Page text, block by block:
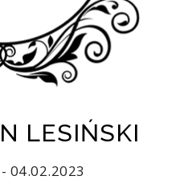
LESIŃSKI
04.02.2023